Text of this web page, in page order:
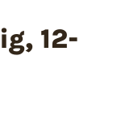
12-